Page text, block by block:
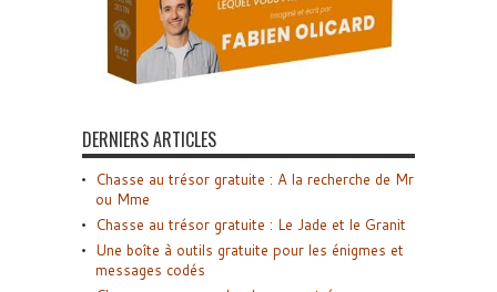
DERNIERS ARTICLES
Chasse au trésor gratuite : A la recherche de Mr
ou Mme
Chasse au trésor gratuite : Le Jade et le Granit
Une boîte à outils gratuite pour les énigmes et
messages codés